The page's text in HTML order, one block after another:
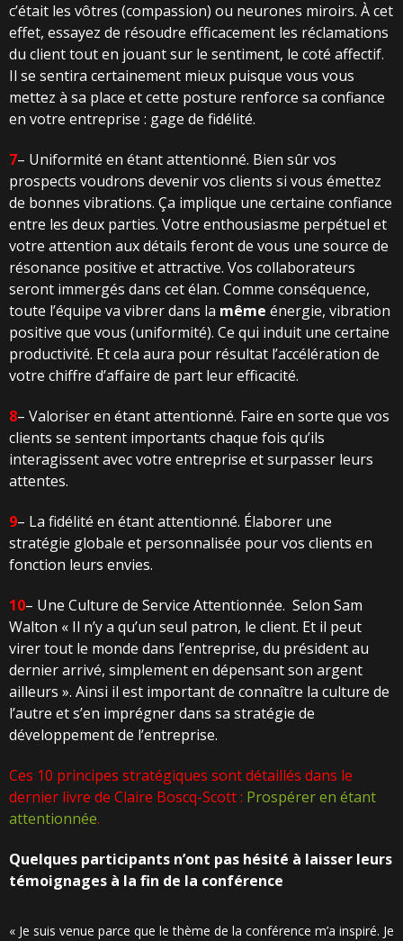
c’était les vôtres (compassion) ou neurones miroirs. À cet
effet, essayez de résoudre efficacement les réclamations
du client tout en jouant sur le sentiment, le coté affectif.
Il se sentira certainement mieux puisque vous vous
mettez à sa place et cette posture renforce sa confiance
en votre entreprise : gage de fidélité.
7– Uniformité en étant attentionné. Bien sûr vos
prospects voudrons devenir vos clients si vous émettez
de bonnes vibrations. Ça implique une certaine confiance
entre les deux parties. Votre enthousiasme perpétuel et
votre attention aux détails feront de vous une source de
résonance positive et attractive. Vos collaborateurs
seront immergés dans cet élan. Comme conséquence,
toute l’équipe va vibrer dans la même énergie, vibration
positive que vous (uniformité). Ce qui induit une certaine
productivité. Et cela aura pour résultat l’accélération de
votre chiffre d’affaire de part leur efficacité.
8– Valoriser en étant attentionné. Faire en sorte que vos
clients se sentent importants chaque fois qu’ils
interagissent avec votre entreprise et surpasser leurs
attentes.
9– La fidélité en étant attentionné. Élaborer une
stratégie globale et personnalisée pour vos clients en
fonction leurs envies.
10– Une Culture de Service Attentionnée. Selon Sam
Walton « Il n’y a qu’un seul patron, le client. Et il peut
virer tout le monde dans l’entreprise, du président au
dernier arrivé, simplement en dépensant son argent
ailleurs ». Ainsi il est important de connaître la culture de
l’autre et s’en imprégner dans sa stratégie de
développement de l’entreprise.
Ces 10 principes stratégiques sont détaillés dans le
dernier livre de Claire Boscq-Scott : Prospérer en étant
attentionnée.
Quelques participants n’ont pas hésité à laisser leurs
témoignages à la fin de la conférence
« Je suis venue parce que le thème de la conférence m’a inspiré. Je